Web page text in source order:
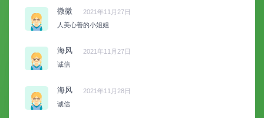
微微
2021年11月27日
人美心善的小姐姐
海风
2021年11月27日
诚信
海风
2021年11月28日
诚信